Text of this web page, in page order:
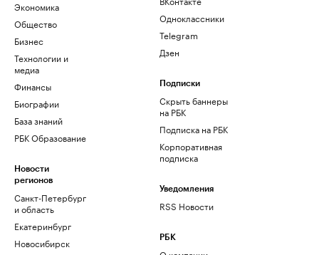
Экономика
Общество
Бизнес
Технологии и
медиа
Финансы
Биографии
База знаний
РБК Образование
Новости
регионов
Санкт-Петербург
и область
Екатеринбург
Новосибирск
Одноклассники
Telegram
Дзен
Подписки
Скрыть баннеры
на РБК
Подписка на РБК
Корпоративная
подписка
Уведомления
RSS Новости
РБК